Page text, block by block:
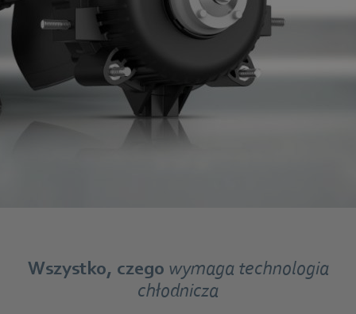
Wszystko, czego wymaga technologia
chłodnicza